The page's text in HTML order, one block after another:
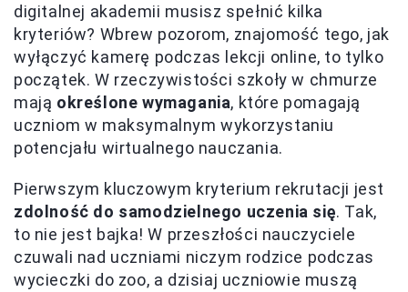
digitalnej akademii musisz spełnić kilka
kryteriów? Wbrew pozorom, znajomość tego, jak
wyłączyć kamerę podczas lekcji online, to tylko
początek. W rzeczywistości szkoły w chmurze
mają określone wymagania, które pomagają
uczniom w maksymalnym wykorzystaniu
potencjału wirtualnego nauczania.
Pierwszym kluczowym kryterium rekrutacji jest
zdolność do samodzielnego uczenia się. Tak,
to nie jest bajka! W przeszłości nauczyciele
czuwali nad uczniami niczym rodzice podczas
wycieczki do zoo, a dzisiaj uczniowie muszą